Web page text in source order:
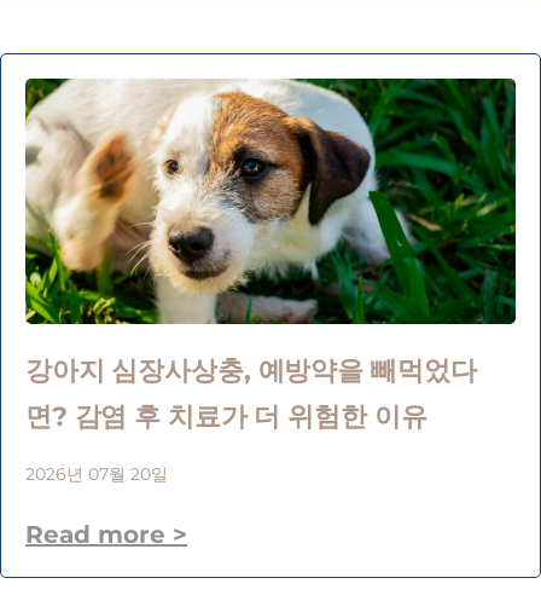
강아지 심장사상충, 예방약을 빼먹었다
면? 감염 후 치료가 더 위험한 이유
2026년 07월 20일
Read more >